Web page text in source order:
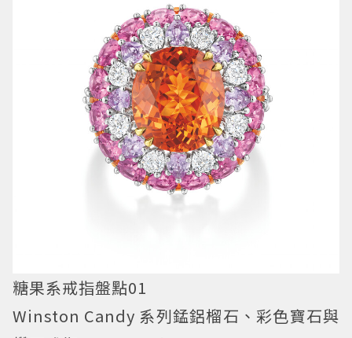
糖果系戒指盤點01
Winston Candy 系列錳鋁榴石、彩色寶石與